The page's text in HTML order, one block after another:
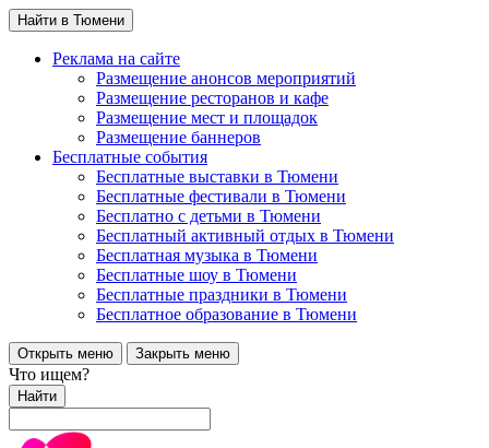
Найти в Тюмени
Реклама на сайте
Размещение анонсов мероприятий
Размещение ресторанов и кафе
Размещение мест и площадок
Размещение баннеров
Бесплатные события
Бесплатные выставки в Тюмени
Бесплатные фестивали в Тюмени
Бесплатно с детьми в Тюмени
Бесплатный активный отдых в Тюмени
Бесплатная музыка в Тюмени
Бесплатные шоу в Тюмени
Бесплатные праздники в Тюмени
Бесплатное образование в Тюмени
Открыть меню Закрыть меню
Что ищем?
Найти